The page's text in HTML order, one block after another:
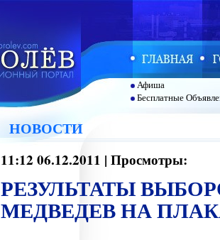
Афиша
Бесплатные
НОВОСТИ
11:12 06.12.2011 | Просмотры:
РЕЗУЛЬТАТЫ
МЕДВЕДЕВ НА